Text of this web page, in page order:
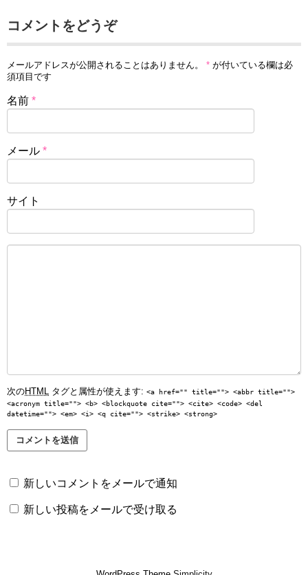
コメントをどうぞ
メールアドレスが公開されることはありません。 * が付いている欄は必
須項目です
名前 *
メール *
サイト
次のHTML タグと属性が使えます: <a href="" title=""> <abbr title="">
<acronym title=""> <b> <blockquote cite=""> <cite> <code> <del
datetime=""> <em> <i> <q cite=""> <strike> <strong>
新しいコメントをメールで通知
新しい投稿をメールで受け取る